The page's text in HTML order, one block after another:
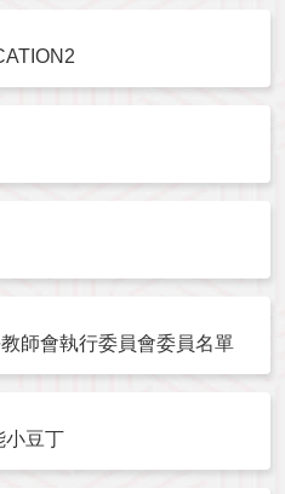
師會執行委員會委員名單
小豆丁